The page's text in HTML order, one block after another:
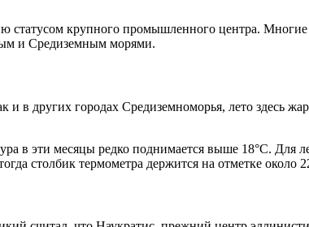
статусом крупного промышленного центра.
и Средиземным морями.
в других городах Средиземноморья, лето здесь
в эти месяцы редко поднимается выше 18°C. Для
столбик термометра держится на отметке около